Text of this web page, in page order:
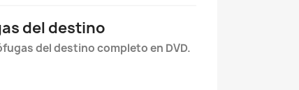
del destino
del destino completo en DVD.